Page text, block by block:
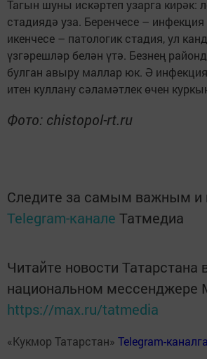
Тагын шуны искәртеп узарга кирәк:
стадиядә уза. Беренчесе –
икенчесе – патологик стадия, ул
үзгәрешләр белән үтә. Безнең
булган авыру маллар юк. Ә
итен куллану сәламәтлек өчен
Фото: chistopol-rt.ru
Следите за самым важным и
Telegram-канале Татмедиа
Читайте новости Татарстана
национальном мессенджере
https://max.ru/tatmedia
«Кукмор Татарстан» Telegram-каналга